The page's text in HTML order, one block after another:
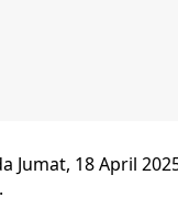
Jumat, 18 April